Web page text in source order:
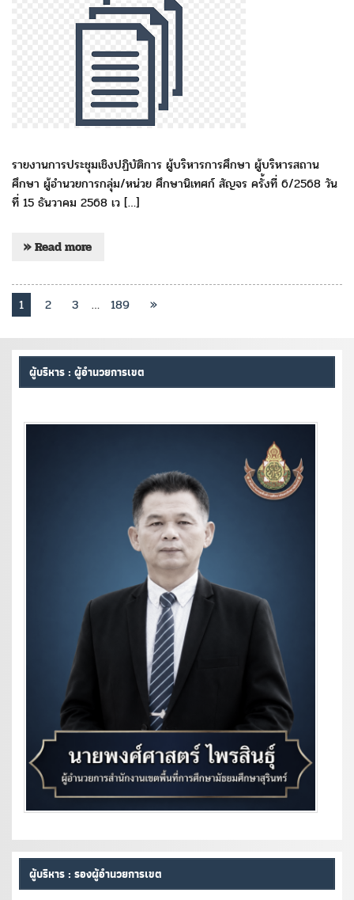
รายงานการประชุมเชิงปฏิบัติการ ผู้บริหารการศึกษา ผู้บริหารสถาน
ศึกษา ผู้อำนวยการกลุ่ม/หน่วย ศึกษานิเทศก์ สัญจร ครั้งที่ 6/2568 วัน
ที่ 15 ธันวาคม 2568 เว […]
» Read more
1 2 3 … 189 »
ผู้บริหาร : ผู้อำนวยการเขต
ผู้บริหาร : รองผู้อำนวยการเขต